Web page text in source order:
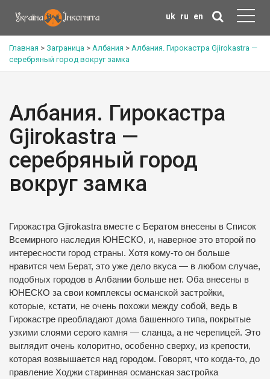
uk ru en
Главная > Заграница > Албания > Албания. Гирокастра Gjirokastra —
серебряный город вокруг замка
Албания. Гирокастра
Gjirokastra —
серебряный город
вокруг замка
Гирокастра Gjirokastra вместе с Бератом внесены в Список
Всемирного наследия ЮНЕСКО, и, наверное это второй по
интересности город страны. Хотя кому-то он больше
нравится чем Берат, это уже дело вкуса — в любом случае,
подобных городов в Албании больше нет. Оба внесены в
ЮНЕСКО за свои комплексы османской застройки,
которые, кстати, не очень похожи между собой, ведь в
Гирокастре преобладают дома башенного типа, покрытые
узкими слоями серого камня — сланца, а не черепицей. Это
выглядит очень колоритно, особенно сверху, из крепости,
которая возвышается над городом. Говорят, что когда-то, до
правление Ходжи старинная османская застройка